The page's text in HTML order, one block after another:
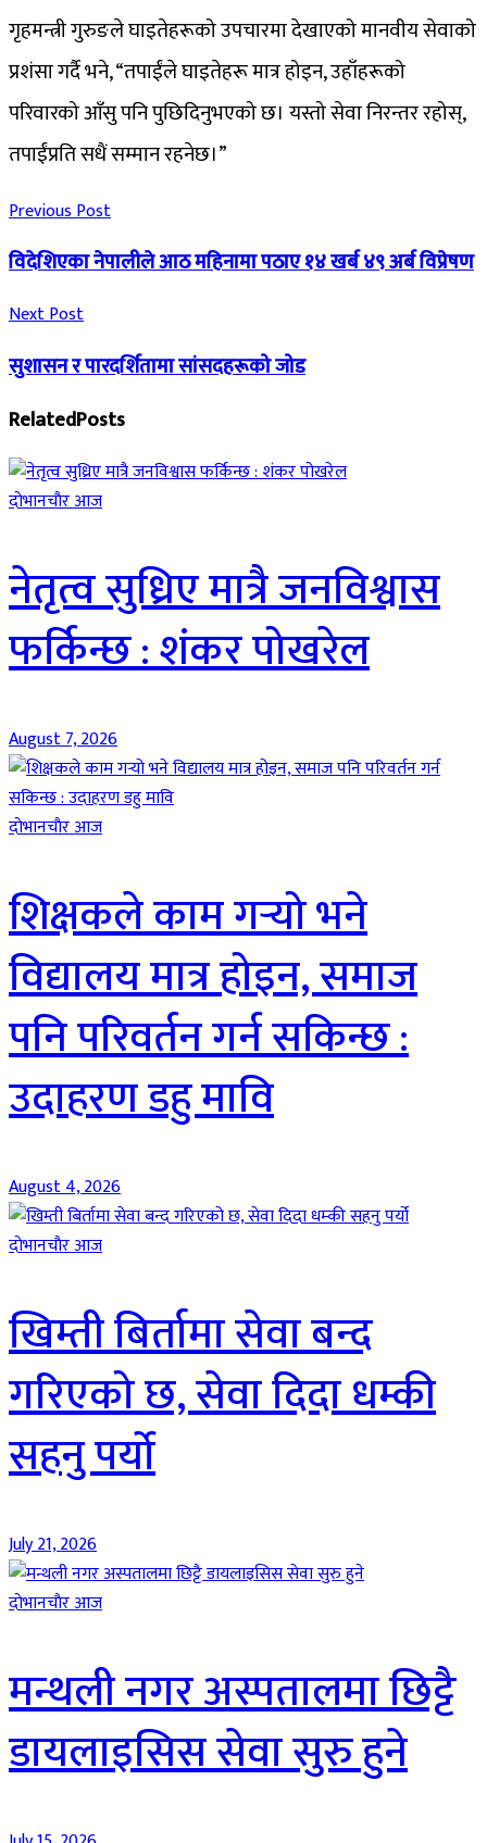
गृहमन्त्री गुरुङले घाइतेहरूको उपचारमा देखाएको मानवीय सेवाको
प्रशंसा गर्दै भने, “तपाईंले घाइतेहरू मात्र होइन, उहाँहरूको
परिवारको आँसु पनि पुछिदिनुभएको छ। यस्तो सेवा निरन्तर रहोस्,
तपाईंप्रति सधैं सम्मान रहनेछ।”
Previous Post
विदेशिएका नेपालीले आठ महिनामा पठाए १४ खर्ब ४९ अर्ब विप्रेषण
Next Post
सुशासन र पारदर्शितामा सांसदहरूको जोड
RelatedPosts
दाेभानचाैर आज
नेतृत्व सुध्रिए मात्रै जनविश्वास
फर्किन्छ : शंकर पोखरेल
August 7, 2026
दाेभानचाैर आज
शिक्षकले काम गर्‍यो भने
विद्यालय मात्र होइन, समाज
पनि परिवर्तन गर्न सकिन्छ :
उदाहरण डहु मावि
August 4, 2026
दाेभानचाैर आज
खिम्ती बिर्तामा सेवा बन्द
गरिएको छ, सेवा दिदा धम्की
सहनु पर्यो
July 21, 2026
दाेभानचाैर आज
मन्थली नगर अस्पतालमा छिट्टै
डायलाइसिस सेवा सुरु हुने